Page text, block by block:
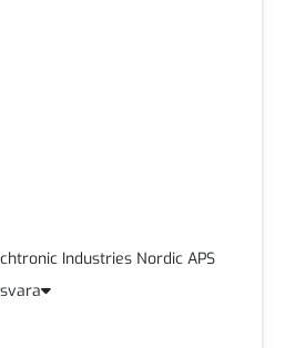
Industries Nordic APS